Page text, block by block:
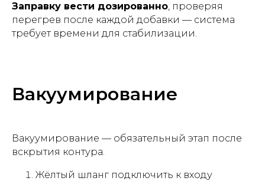
Заправку вести дозированно, проверяя
перегрев после каждой добавки — система
требует времени для стабилизации.
Вакуумирование
Вакуумирование — обязательный этап после
вскрытия контура.
Жёлтый шланг подключить к входу